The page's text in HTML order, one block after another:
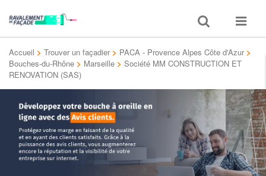
Toggle
search
Toggle
Accueil > Trouver un façadier > PACA - Provence Alpes Côte d'Azur >
Bouches-du-Rhône > Marseille > Société MM CONSTRUCTION ET
RENOVATION (SAS)